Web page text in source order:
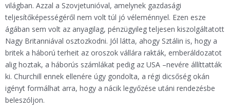
világban. Azzal a Szovjetunióval, amelynek gazdasági
teljesítőképességéről nem volt túl jó véleménnyel. Ezen esze
ágában sem volt az anyagilag, pénzügyileg teljesen kiszolgáltatott
Nagy Britanniával osztozkodni. Jól látta, ahogy Sztálin is, hogy a
britek a háború terheit az oroszok vállára rakták, emberáldozatot
alig hoztak, a háborús számlákat pedig az USA –nevére állíttatták
ki. Churchill ennek ellenére úgy gondolta, a régi dicsőség okán
igényt formálhat arra, hogy a nácik legyőzése utáni rendezésbe
beleszóljon.